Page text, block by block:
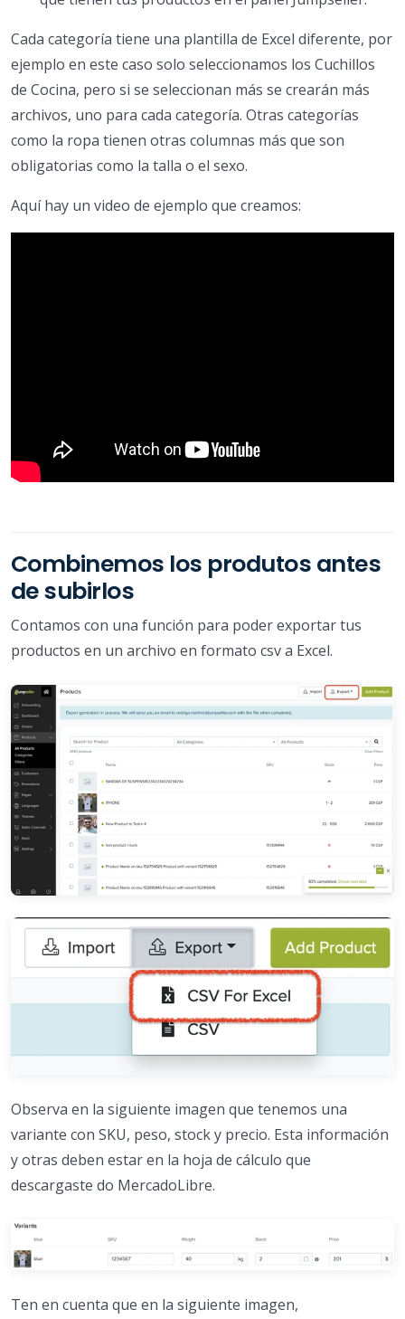
Cada categoría tiene una plantilla de Excel diferente, por
ejemplo en este caso solo seleccionamos los Cuchillos
de Cocina, pero si se seleccionan más se crearán más
archivos, uno para cada categoría. Otras categorías
como la ropa tienen otras columnas más que son
obligatorias como la talla o el sexo.
Aquí hay un video de ejemplo que creamos:
Combinemos los produtos antes
de subirlos
Contamos con una función para poder exportar tus
productos en un archivo en formato csv a Excel.
Observa en la siguiente imagen que tenemos una
variante con SKU, peso, stock y precio. Esta información
y otras deben estar en la hoja de cálculo que
descargaste do MercadoLibre.
Ten en cuenta que en la siguiente imagen,